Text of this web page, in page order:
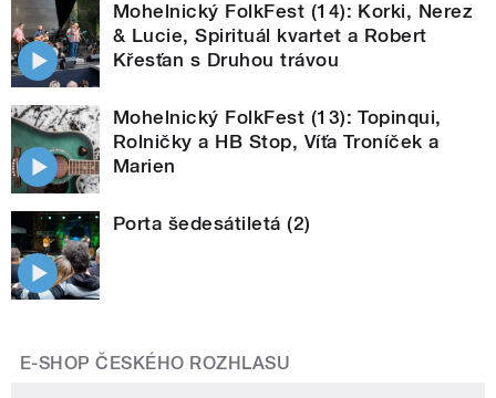
Mohelnický FolkFest (14): Korki, Nerez
& Lucie, Spirituál kvartet a Robert
Křesťan s Druhou trávou
Mohelnický FolkFest (13): Topinqui,
Rolničky a HB Stop, Víťa Troníček a
Marien
Porta šedesátiletá (2)
E-SHOP ČESKÉHO ROZHLASU